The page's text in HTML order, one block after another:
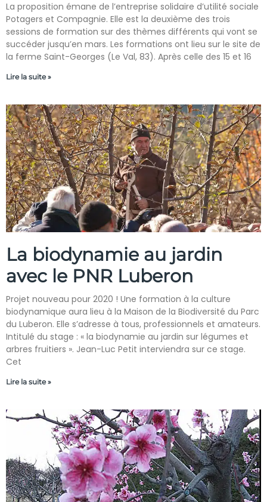
La proposition émane de l’entreprise solidaire d’utilité sociale
Potagers et Compagnie. Elle est la deuxième des trois
sessions de formation sur des thèmes différents qui vont se
succéder jusqu’en mars. Les formations ont lieu sur le site de
la ferme Saint-Georges (Le Val, 83). Après celle des 15 et 16
Lire la suite »
La biodynamie au jardin
avec le PNR Luberon
Projet nouveau pour 2020 ! Une formation à la culture
biodynamique aura lieu à la Maison de la Biodiversité du Parc
du Luberon. Elle s’adresse à tous, professionnels et amateurs.
Intitulé du stage : « la biodynamie au jardin sur légumes et
arbres fruitiers ». Jean-Luc Petit interviendra sur ce stage.
Cet
Lire la suite »